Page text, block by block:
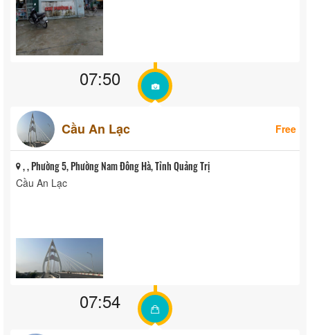
07:50
Cầu An Lạc Free
, , Phường 5, Phường Nam Đông Hà, Tỉnh Quảng Trị
Cầu An Lạc
07:54